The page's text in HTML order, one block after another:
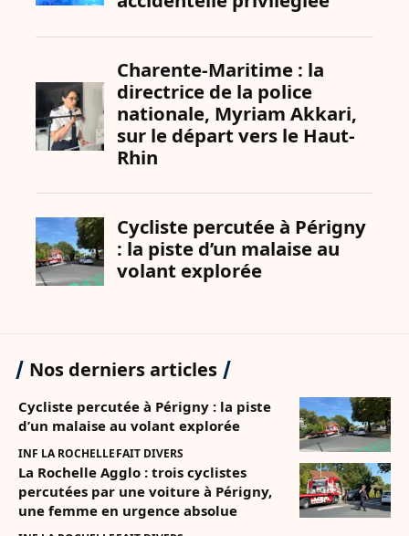
Nos derniers articles
Cycliste percutée à Périgny : la piste
d’un malaise au volant explorée
INF LA ROCHELLEFAIT DIVERS
La Rochelle Agglo : trois cyclistes
percutées par une voiture à Périgny,
une femme en urgence absolue